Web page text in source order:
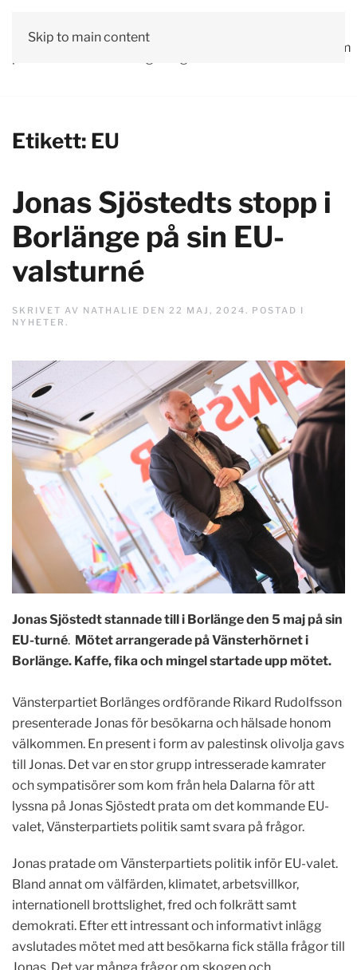
Skip to main content
Vår
Debatt
OmLäs våra
Valprogram
Etikett: EU
Jonas Sjöstedts stopp i
Borlänge på sin EU-
valsturné
SKRIVET AV NATHALIE DEN 22 MAJ, 2024. POSTAD I
NYHETER .
Jonas Sjöstedt stannade till i Borlänge den 5 maj på sin
EU-turné. Mötet arrangerade på Vänsterhörnet i
Borlänge. Kaffe, fika och mingel startade upp mötet.
Vänsterpartiet Borlänges ordförande Rikard Rudolfsson
presenterade Jonas för besökarna och hälsade honom
välkommen. En present i form av palestinsk olivolja gavs
till Jonas. Det var en stor grupp intresserade kamrater
och sympatisörer som kom från hela Dalarna för att
lyssna på Jonas Sjöstedt prata om det kommande EU-
valet, Vänsterpartiets politik samt svara på frågor.
Jonas pratade om Vänsterpartiets politik inför EU-valet.
Bland annat om välfärden, klimatet, arbetsvillkor,
internationell brottslighet, fred och folkrätt samt
demokrati. Efter ett intressant och informativt inlägg
avslutades mötet med att besökarna fick ställa frågor till